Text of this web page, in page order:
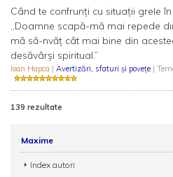
Când te confrunți cu situații grele
,,Doamne scapă-mă mai repede
mă să-nvăț cât mai bine din
desăvârși spiritual.”
Ioan Hapca | Avertizări, sfaturi și povețe |
139 rezultate
Maxime
Index autori